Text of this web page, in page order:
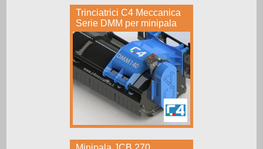
Trinciatrici C4 Meccanica
Serie DMM per minipala